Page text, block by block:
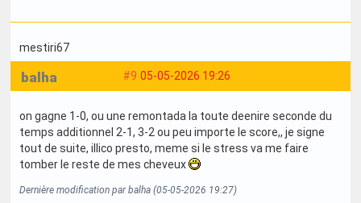
mestiri67
#9 05-05-2026 19:26
balha
on gagne 1-0, ou une remontada la toute deenire seconde du
temps additionnel 2-1, 3-2 ou peu importe le score,, je signe
tout de suite, illico presto, meme si le stress va me faire
tomber le reste de mes cheveux
Dernière modification par balha (05-05-2026 19:27)